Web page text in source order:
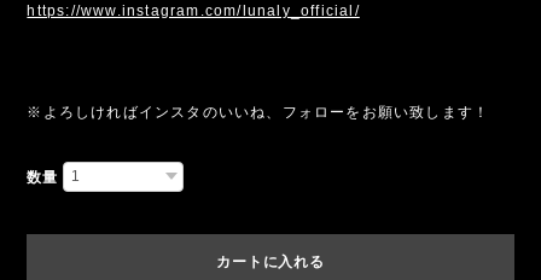
https://www.instagram.com/lunaly_official/
※よろしければインスタのいいね、フォローをお願い致します！
数量
カートに入れる